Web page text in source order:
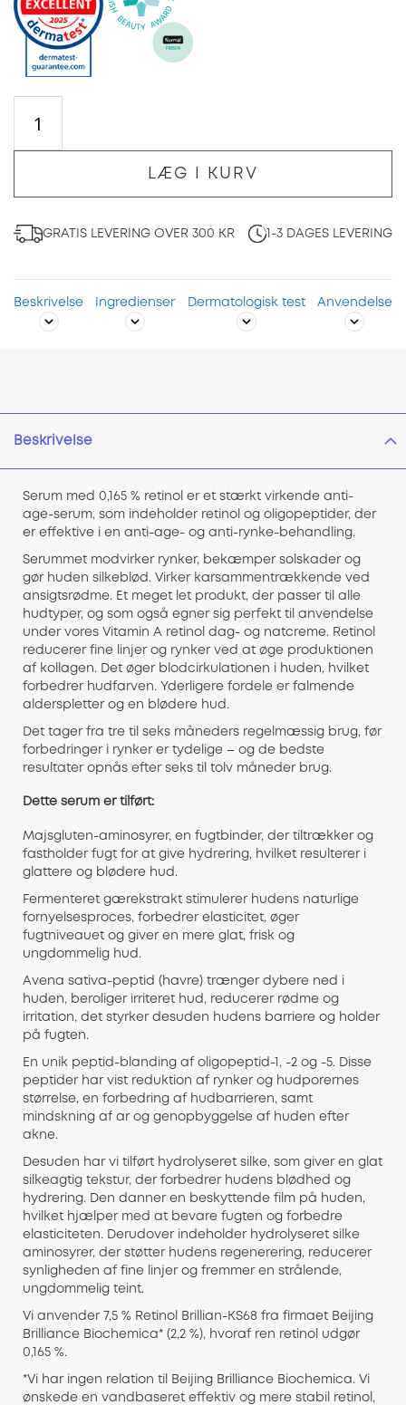
LÆG I KURV
GRATIS LEVERING OVER 300 KR 1-3 DAGES LEVERING
Beskrivelse Ingredienser Dermatologisk test Anvendelse
Beskrivelse
Serum med 0,165 % retinol er et stærkt virkende anti-
age-serum, som indeholder retinol og oligopeptider, der
er effektive i en anti-age- og anti-rynke-behandling.
Serummet modvirker rynker, bekæmper solskader og
gør huden silkeblød. Virker karsammentrækkende ved
ansigtsrødme. Et meget let produkt, der passer til alle
hudtyper, og som også egner sig perfekt til anvendelse
under vores Vitamin A retinol dag- og natcreme. Retinol
reducerer fine linjer og rynker ved at øge produktionen
af ​​kollagen. Det øger blodcirkulationen i huden, hvilket
forbedrer hudfarven. Yderligere fordele er falmende
alderspletter og en blødere hud.
Det tager fra tre til seks måneders regelmæssig brug, før
forbedringer i rynker er tydelige – og de bedste
resultater opnås efter seks til tolv måneder brug.
Dette serum er tilført:
Majsgluten-aminosyrer, en fugtbinder, der tiltrækker og
fastholder fugt for at give hydrering, hvilket resulterer i
glattere og blødere hud.
Fermenteret gærekstrakt stimulerer hudens naturlige
fornyelsesproces, forbedrer elasticitet, øger
fugtniveauet og giver en mere glat, frisk og
ungdommelig hud.
Avena sativa-peptid (havre) trænger dybere ned i
huden, beroliger irriteret hud, reducerer rødme og
irritation, det styrker desuden hudens barriere og holder
på fugten.
En unik peptid-blanding af oligopeptid-1, -2 og -5. Disse
peptider har vist reduktion af rynker og hudporernes
størrelse, en forbedring af hudbarrieren, samt
mindskning af ar og genopbyggelse af huden efter
akne.
Desuden har vi tilført hydrolyseret silke, som giver en glat
silkeagtig tekstur, der forbedrer hudens blødhed og
hydrering. Den danner en beskyttende film på huden,
hvilket hjælper med at bevare fugten og forbedre
elasticiteten. Derudover indeholder hydrolyseret silke
aminosyrer, der støtter hudens regenerering, reducerer
synligheden af fine linjer og fremmer en strålende,
ungdommelig teint.
Vi anvender 7,5 % Retinol Brillian-KS68 fra firmaet Beijing
Brilliance Biochemica* (2,2 %), hvoraf ren retinol udgør
0,165 %.
*Vi har ingen relation til Beijing Brilliance Biochemica. Vi
ønskede en vandbaseret effektiv og mere stabil retinol,